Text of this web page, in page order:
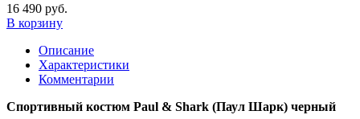
16 490 руб.
В корзину
Описание
Характеристики
Комментарии
Спортивный костюм Paul & Shark (Паул Шарк) черный